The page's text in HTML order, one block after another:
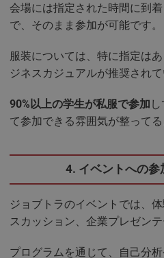
会場には指定された時間に到
で、そのまま参加が可能です。
服装については、特に指定は
ジネスカジュアルが推奨されて
90%以上の学生が私服で参加
て参加できる雰囲気が整ってる
4. イベントへの参
ジョブトラのイベントでは、
スカッション、企業プレゼンテ
プログラムを通じて、自己分